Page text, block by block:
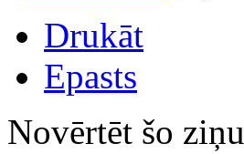
Drukāt
Epasts
Novērtēt šo ziņu